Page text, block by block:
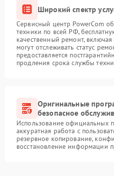
Широкий спектр
Сервисный центр PowerCom
техники по всей РФ,
качественный ремонт,
могут отслеживать статус
предоставляется
продления срока службы
Оригинальные
безопасное
Использование официальных
аккуратная работа с
резервное копирование,
восстановление информации